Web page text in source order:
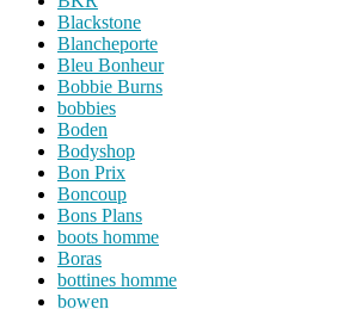
Blackstone
Blancheporte
Bleu Bonheur
Bobbie Burns
bobbies
Boden
Bodyshop
Bon Prix
Boncoup
Bons Plans
boots homme
Boras
bottines homme
bowen